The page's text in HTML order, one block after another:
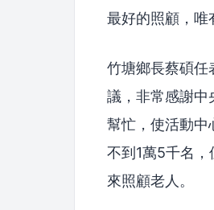
最好的照顧，唯
竹塘鄉長蔡碩任
議，非常感謝中
幫忙，使活動中
不到1萬5千名
來照顧老人。